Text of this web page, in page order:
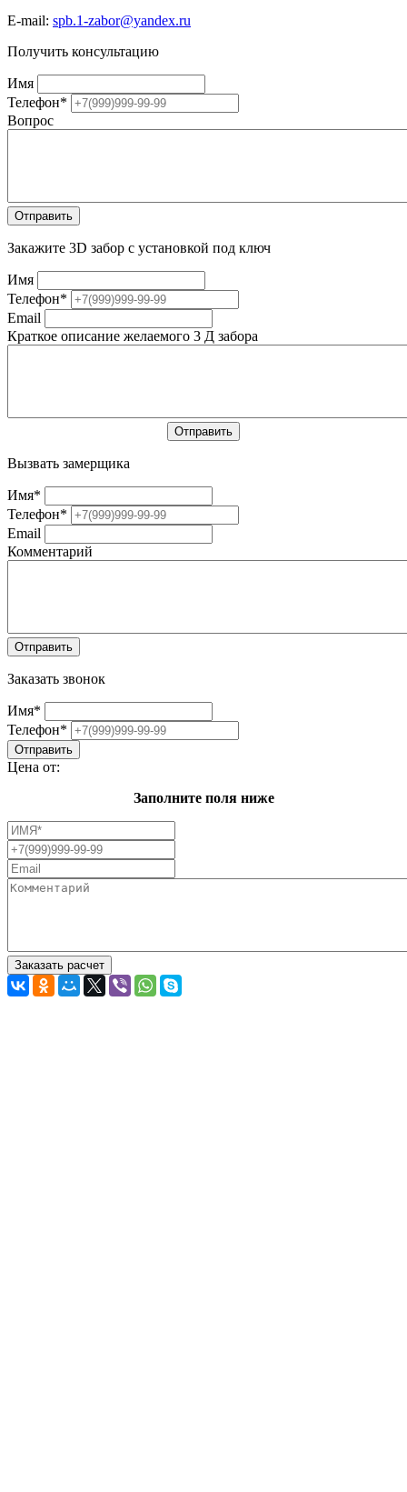
E-mail: spb.1-zabor@yandex.ru
Получить консультацию
Имя
Телефон*
Вопрос
Закажите 3D забор с установкой под ключ
Имя
Телефон*
Email
Краткое описание желаемого 3 Д забора
Вызвать замерщика
Имя*
Телефон*
Email
Комментарий
Заказать звонок
Имя*
Телефон*
Цена от:
Заполните поля ниже